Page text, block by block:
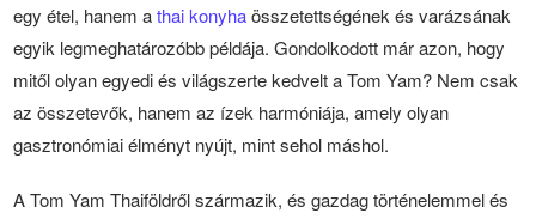
egy étel, hanem athai konyhaösszetettségének és varázsának
egyik legmeghatározóbb példája. Gondolkodott már azon, hogy
mitől olyan egyedi és világszerte kedvelt a Tom Yam? Nem csak
az összetevők, hanem az ízek harmóniája, amely olyan
gasztronómiai élményt nyújt, mint sehol máshol.
A Tom Yam Thaiföldről származik, és gazdag történelemmel és